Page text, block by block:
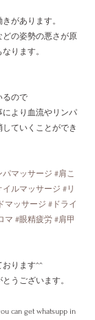
があります。
の姿勢の悪さが原
ります。
るので
により血流やリンパ
ていくことができ
パマッサージ #肩こ
イルマッサージ #リ
マッサージ #ドライ
マ #眼精疲労 #肩甲
おります^^
うございます。
can get whatsupp in